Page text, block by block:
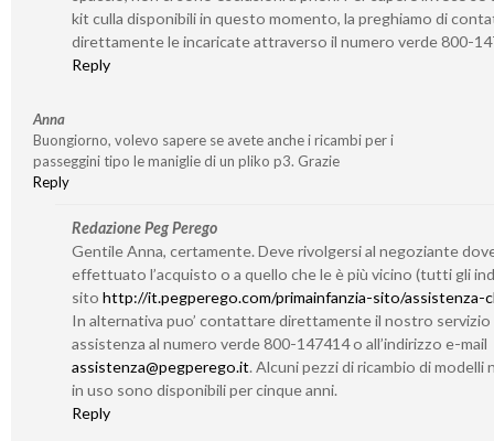
kit culla disponibili in questo momento, la preghiamo di
direttamente le incaricate attraverso il numero verde 800-
Reply
Anna
Buongiorno, volevo sapere se avete anche i ricambi per i
passeggini tipo le maniglie di un pliko p3. Grazie
Reply
Redazione Peg Perego
Gentile Anna, certamente. Deve rivolgersi al negoziante
effettuato l’acquisto o a quello che le è più vicino (tutti gli
sito http://it.pegperego.com/primainfanzia-sito/assistenza-
In alternativa puo’ contattare direttamente il nostro servizio
assistenza al numero verde 800-147414 o all’indirizzo e-mail
assistenza@pegperego.it. Alcuni pezzi di ricambio di modelli
in uso sono disponibili per cinque anni.
Reply